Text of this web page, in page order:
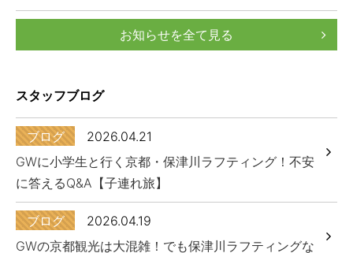
お知らせを全て見る
スタッフブログ
ブログ
2026.04.21
GWに小学生と行く京都・保津川ラフティング！不安
に答えるQ&A【子連れ旅】
ブログ
2026.04.19
GWの京都観光は大混雑！でも保津川ラフティングな